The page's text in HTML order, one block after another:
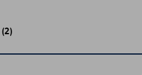
(2)